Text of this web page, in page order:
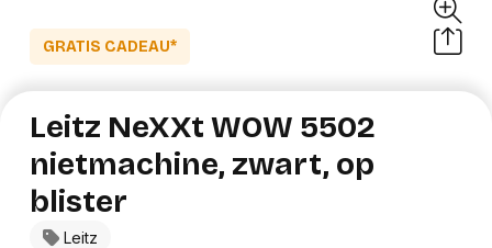
GRATIS CADEAU*
Leitz
Leitz NeXXt WOW 5502
nietmachine, zwart, op
blister